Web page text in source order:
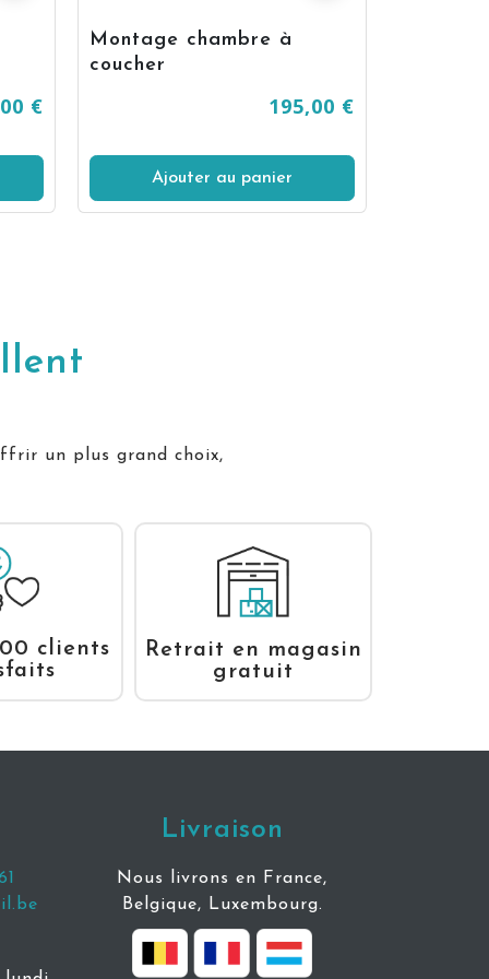
€
Montage chambre à
coucher
195,00 €
Ajouter au panier
un plus grand choix,
clients
Retrait en magasin
gratuit
Livraison
Nous livrons en France,
Belgique, Luxembourg.